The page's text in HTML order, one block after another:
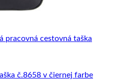
č.8658 v čiernej farbe